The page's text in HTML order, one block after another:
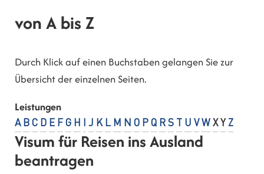
von A bis Z
Durch Klick auf einen Buchstaben gelangen Sie zur
Übersicht der einzelnen Seiten.
Leistungen
A B C D E F G H J K L M N O P Q R S U V W X Y Z
Visum für Reisen ins Ausland
beantragen